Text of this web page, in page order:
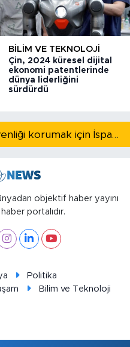
BILIM VE TEKNOLOJI
Çin, 2024 küresel dijital
ekonomi patentlerinde
dünya liderliğini
sürdürdü
İtalya Başbakanı: Ulusal güvenliği korumak için İspanya ile Schengen kapsamındaki serbest dolaşımı askıya alıyoruz
objektif haber yayını
portalıdır.
Politika
Bilim ve Teknoloji